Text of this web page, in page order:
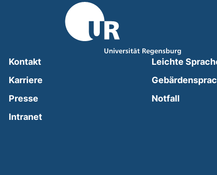
Kontakt
Karriere
Presse
Intranet(external link, opens in a new window)
Leichte
Notfall